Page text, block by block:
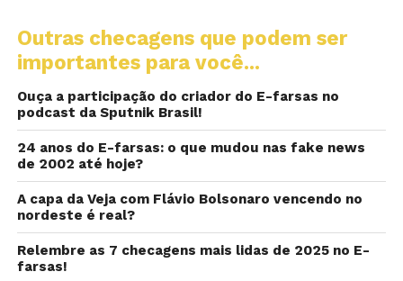
Outras checagens que podem ser
importantes para você...
Ouça a participação do criador do E-farsas no
podcast da Sputnik Brasil!
24 anos do E-farsas: o que mudou nas fake news
de 2002 até hoje?
A capa da Veja com Flávio Bolsonaro vencendo no
nordeste é real?
Relembre as 7 checagens mais lidas de 2025 no E-
farsas!